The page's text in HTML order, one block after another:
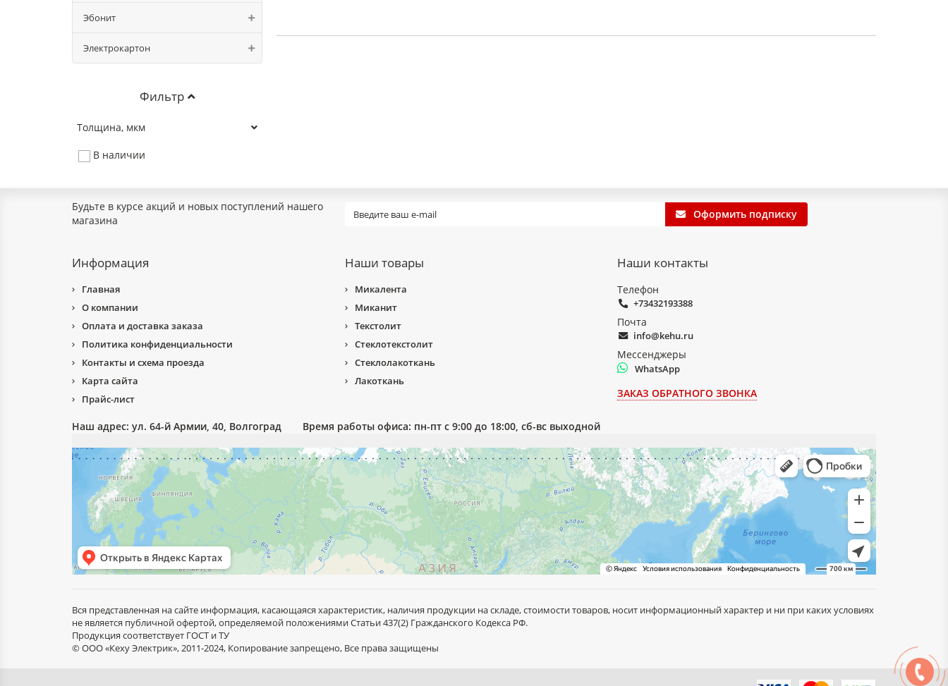
Эбонит
Электрокартон
Фильтр
Толщина, мкм
В наличии
Будьте в курсе акций и новых поступлений нашего
магазина
Оформить подписку
Информация
Главная
О компании
Оплата и доставка заказа
Политика конфиденциальности
Контакты и схема проезда
Карта сайта
Прайс-лист
Наши товары
Микалента
Миканит
Текстолит
Стеклотекстолит
Стеклолакоткань
Лакоткань
Наши контакты
Телефон
+73432193388
Почта
info@kehu.ru
Мессенджеры
WhatsApp
ЗАКАЗ ОБРАТНОГО ЗВОНКА
Наш адрес: ул. 64-й Армии, 40, Волгоград Время работы офиса: пн-пт с 9:00 до 18:00, сб-вс выходной
Вся представленная на сайте информация, касающаяся характеристик, наличия продукции на складе, стоимости товаров, носит информационный характер и ни при каких условиях
не является публичной офертой, определяемой положениями Статьи 437(2) Гражданского Кодекса РФ.
Продукция соответствует ГОСТ и ТУ
© ООО «Кеху Электрик», 2011-2024, Копирование запрещено, Все права защищены